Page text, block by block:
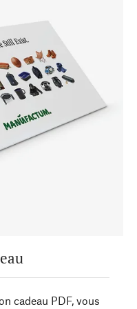
cadeau PDF, vous